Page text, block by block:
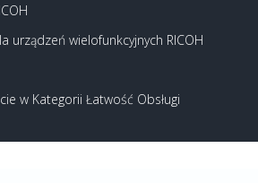
urządzeń wielofunkcyjnych RICOH
w Kategorii Łatwość Obsługi